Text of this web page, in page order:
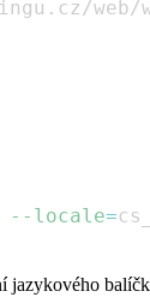
--locale=
jazykového